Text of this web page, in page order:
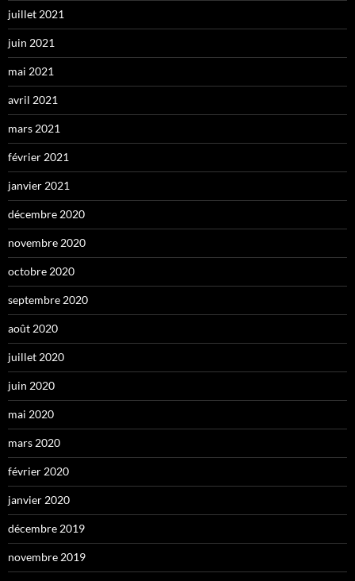
juillet 2021
juin 2021
mai 2021
avril 2021
mars 2021
février 2021
janvier 2021
décembre 2020
novembre 2020
octobre 2020
septembre 2020
août 2020
juillet 2020
juin 2020
mai 2020
mars 2020
février 2020
janvier 2020
décembre 2019
novembre 2019